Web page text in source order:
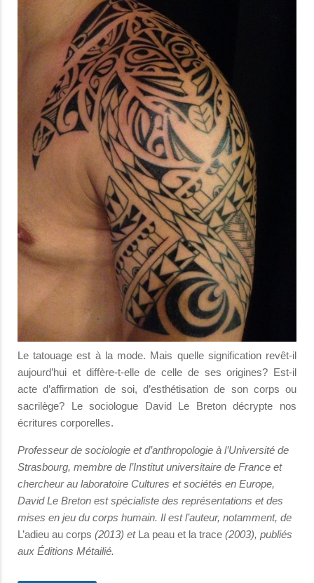
Le tatouage est à la mode. Mais quelle signification revêt-il
aujourd’hui et diffère-t-elle de celle de ses origines? Est-il
acte d’affirmation de soi, d’esthétisation de son corps ou
sacrilège? Le sociologue David Le Breton décrypte nos
écritures corporelles.
Professeur de sociologie et d’anthropologie à l’Université de
Strasbourg, membre de l’Institut universitaire de France et
chercheur au laboratoire Cultures et sociétés en Europe,
David Le Breton est spécialiste des représentations et des
mises en jeu du corps humain. Il est l’auteur, notamment, de
L’adieu au corps (2013) et La peau et la trace (2003), publiés
aux Éditions Métailié.